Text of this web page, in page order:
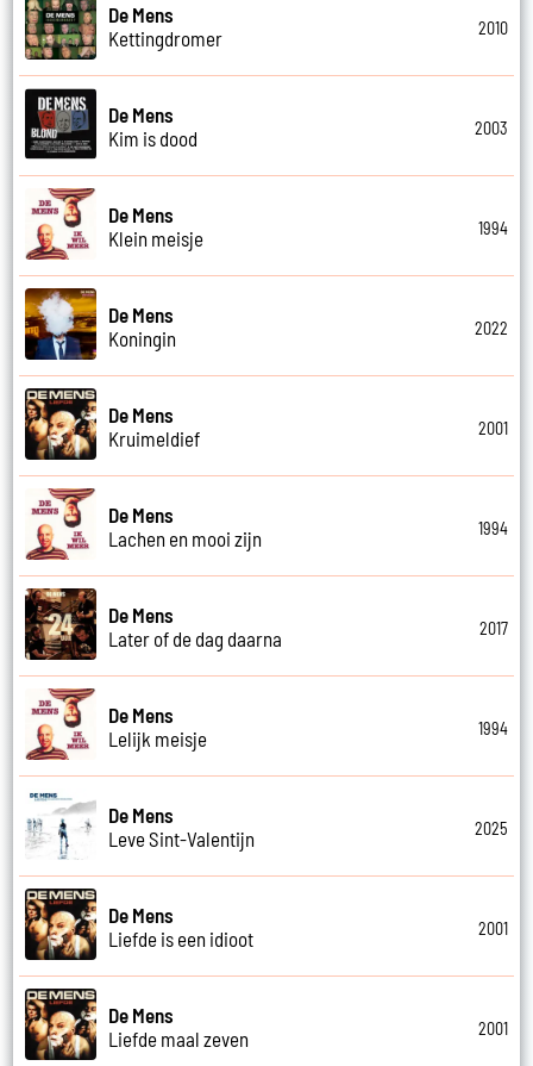
De Mens
Kettingdromer
2010
De Mens
Kim is dood
2003
De Mens
Klein meisje
1994
De Mens
Koningin
2022
De Mens
Kruimeldief
2001
De Mens
Lachen en mooi zijn
1994
De Mens
Later of de dag daarna
2017
De Mens
Lelijk meisje
1994
De Mens
Leve Sint-Valentijn
2025
De Mens
Liefde is een idioot
2001
De Mens
Liefde maal zeven
2001